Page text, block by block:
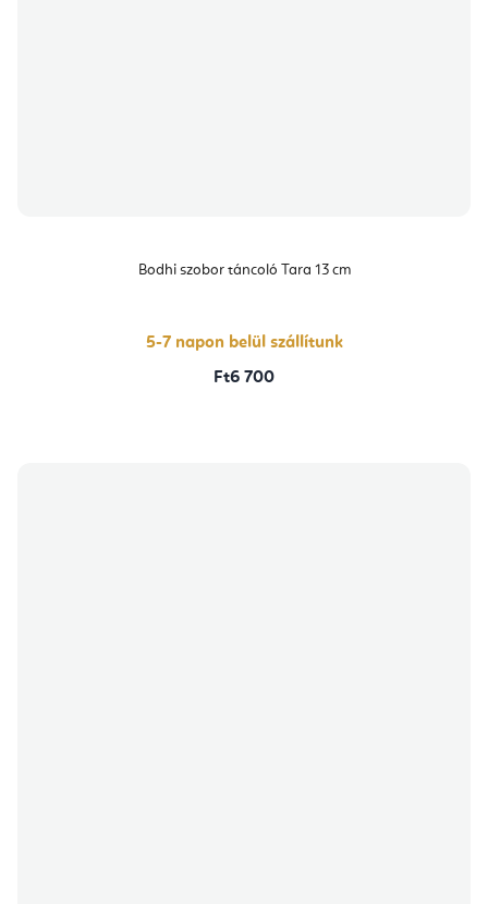
Bodhi szobor táncoló Tara 13 cm
5-7 napon belül szállítunk
Ft6 700